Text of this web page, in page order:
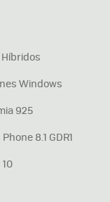
Windows
925
8.1 GDR1